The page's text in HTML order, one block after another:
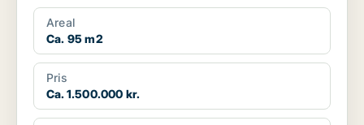
Areal
Ca. 95 m2
Pris
Ca. 1.500.000 kr.